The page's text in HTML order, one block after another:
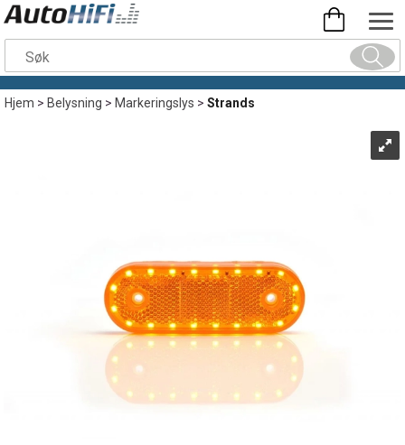
Hjem>Belysning>Markeringslys>Strands